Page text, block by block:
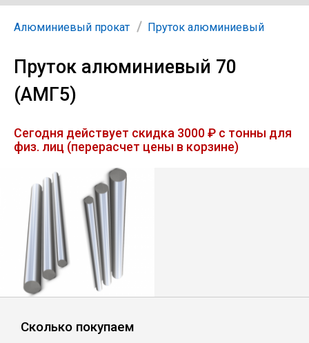
Арматура
Труба профильная
Труба
Лист
Уголок
Балка
Швеллер
Алюминиевый прокат Пруток алюминиевый
Пруток алюминиевый 70
(АМГ5)
Сегодня действует скидка 3000 ₽ с тонны для
физ. лиц (перерасчет цены в корзине)
Сколько покупаем